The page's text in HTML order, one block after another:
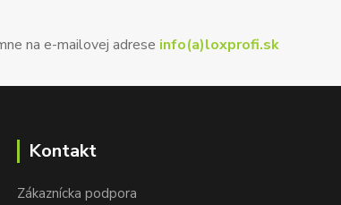
na e-mailovej adrese info(a)loxprofi.sk
Kontakt
Zákaznícka podpora